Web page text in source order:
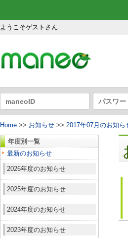
ようこそゲストさん
Home >> お知らせ >> 2017年07月のお知ら
年度別一覧
最新のお知らせ
2026年度のお知らせ
2025年度のお知らせ
2024年度のお知らせ
2023年度のお知らせ